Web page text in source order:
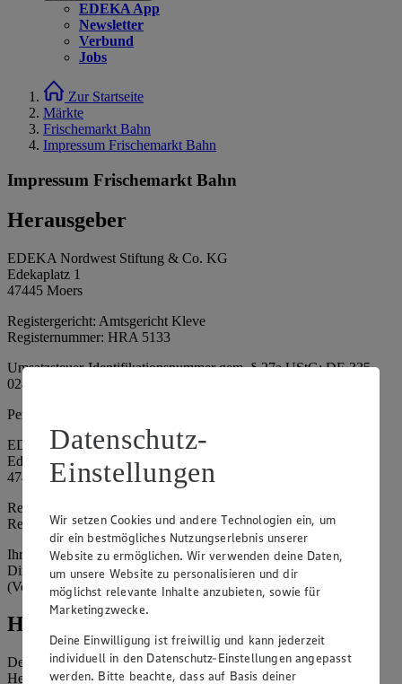
EDEKA App
Newsletter
Verbund
Jobs
Zur Startseite
Märkte
Frischemarkt Bahn
Impressum Frischemarkt Bahn
Impressum Frischemarkt Bahn
Herausgeber
EDEKA Nordwest Stiftung & Co. KG
Edekaplatz 1
47445 Moers
Registergericht: Amtsgericht Kleve
Registernummer: HRA 5133
Umsatzsteuer-Identifikationsnummer gem. § 27a UStG: DE 335
024 695
Persönlich haftende Gesellschafterin:
EDEKA Nordwest Handelsstiftung e. K.
Edekaplatz 1
47445 Moers
Registergericht: Amtsgericht Kleve
Registernummer: HRA 5132
Ihrerseits vertreten durch: Frank Breuer (Vorstandsvorsitzender),
Dirk Neuhaus (Vorstandsvorsitzender), Peter Wagener
(Vorstandsvorsitzender)
Hinweise
Der Inhalt dieser Website ist urheberrechtlich geschützt. Der
Herausgeber gewährt Ihnen jedoch das Recht, den auf dieser
Datenschutz-
Einstellungen
Wir setzen Cookies und andere Technologien ein, um
dir ein bestmögliches Nutzungserlebnis unserer
Website zu ermöglichen. Wir verwenden deine Daten,
um unsere Website zu personalisieren und dir
möglichst relevante Inhalte anzubieten, sowie für
Marketingzwecke.
Deine Einwilligung ist freiwillig und kann jederzeit
individuell in den Datenschutz-Einstellungen angepasst
werden. Bitte beachte, dass auf Basis deiner